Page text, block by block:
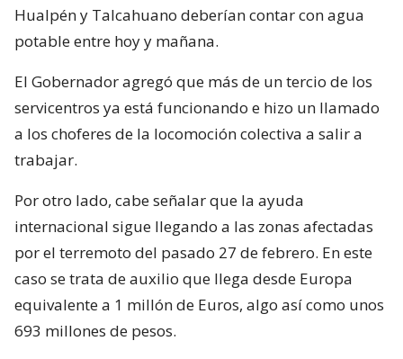
Hualpén y Talcahuano deberían contar con agua
potable entre hoy y mañana.
El Gobernador agregó que más de un tercio de los
servicentros ya está funcionando e hizo un llamado
a los choferes de la locomoción colectiva a salir a
trabajar.
Por otro lado, cabe señalar que la ayuda
internacional sigue llegando a las zonas afectadas
por el terremoto del pasado 27 de febrero. En este
caso se trata de auxilio que llega desde Europa
equivalente a 1 millón de Euros, algo así como unos
693 millones de pesos.